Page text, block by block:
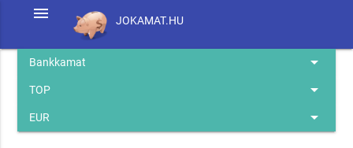
JOKAMAT.HU
menu
Bankkamat arrow_drop_down
TOP arrow_drop_down
EUR arrow_drop_down